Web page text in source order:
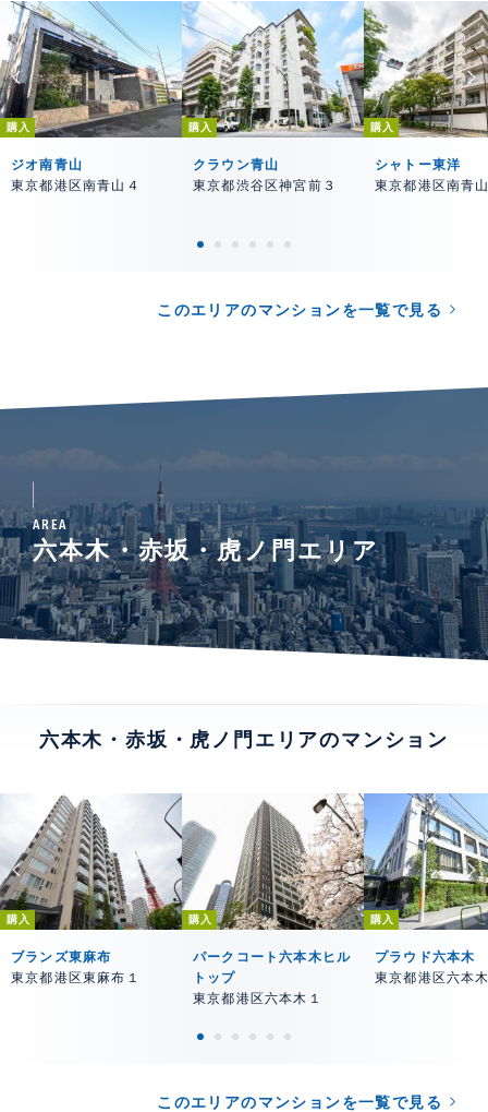
購入
ジオ南青山
東京都港区南青山４
購入
クラウン青山
東京都渋谷区神宮前３
購入
シャトー東洋
東京都港区南青
このエリアのマンションを一覧で見る
AREA
六本木・赤坂・虎ノ門エリア
六本木・赤坂・虎ノ門エリアのマンション
購入
ブランズ東麻布
東京都港区東麻布１
購入
パークコート六本木ヒル
トップ
東京都港区六本木１
購入
プラウド六本木
東京都港区六本
このエリアのマンションを一覧で見る